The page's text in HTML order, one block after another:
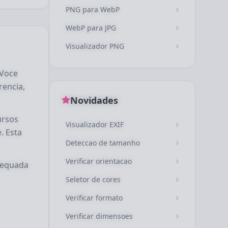
Esta
PNG para WebP
WebP para JPG
Visualizador PNG
Novidades
Visualizador EXIF
Deteccao de tamanho
Verificar orientacao
Seletor de cores
Verificar formato
Verificar dimensoes